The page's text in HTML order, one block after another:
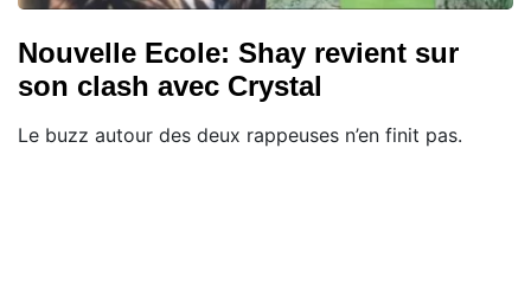
Nouvelle Ecole: Shay revient sur
son clash avec Crystal
Le buzz autour des deux rappeuses n’en finit pas.